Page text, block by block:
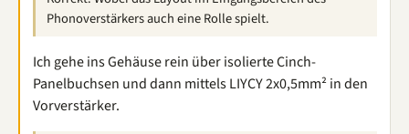
Phonoverstärkers auch eine Rolle spielt.
Ich gehe ins Gehäuse rein über isolierte Cinch-
Panelbuchsen und dann mittels LIYCY 2x0,5mm² in den
Vorverstärker.